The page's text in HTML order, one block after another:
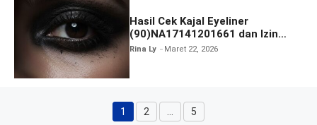
Hasil Cek Kajal Eyeliner
(90)NA17141201661 dan Izin
BPOM
Rina Ly Maret 22, 2026
Halaman
1 Halaman
2 5